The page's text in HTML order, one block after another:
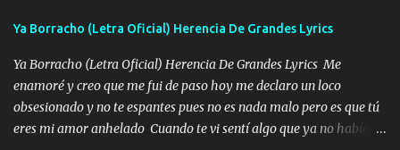
mi esposa no se ra'ja Música Me rodearon y la puerta me
tumbaron prisionero en caliente me llevaron me achacaba cargos
que estaban muy raros me gritaba a donde tienes el clavo Yo me
enfiesto me gusta vivir en grande más me cuido me gusta ser
responsable hay rateros envidiosos que no falten mi dios es grande
me cuida de las maldades Pa el equipo aquí le mando un abrazo
Ya Borracho (Letra Oficial) Herencia De Grandes Lyrics
Ya Borracho (Letra Oficial) Herencia De Grandes Lyrics Me
enamoré y creo que me fui de paso hoy me declaro un loco
obsesionado y no te espantes pues no es nada malo pero es que tú
eres mi amor anhelado Cuando te vi sentí algo que ya no había